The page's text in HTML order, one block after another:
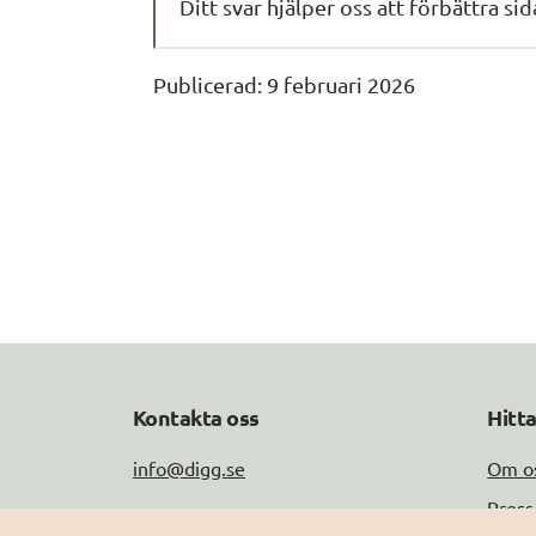
Ditt svar hjälper oss att förbättra
Publicerad: 9 februari 2026
Kontakta oss
info@digg.se
Tel: 0771-11 44 00
Om
Press